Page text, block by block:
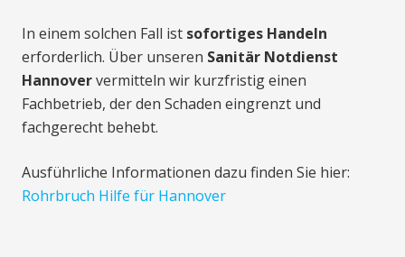
In einem solchen Fall ist sofortiges Handeln
erforderlich. Über unseren Sanitär Notdienst
Hannoververmitteln wir kurzfristig einen
Fachbetrieb, der den Schaden eingrenzt und
fachgerecht behebt.
Ausführliche Informationen dazu finden Sie hier:
Rohrbruch Hilfe für Hannover